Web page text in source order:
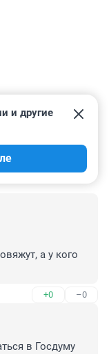
и другие
а у кого
+0 –0
в Госдуму